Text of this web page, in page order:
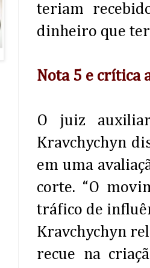
teriam
dinheiro que
Nota 5 e crítica
O juiz
Kravchychyn
em uma
corte. “O
tráfico de
Kravchychyn
recue na